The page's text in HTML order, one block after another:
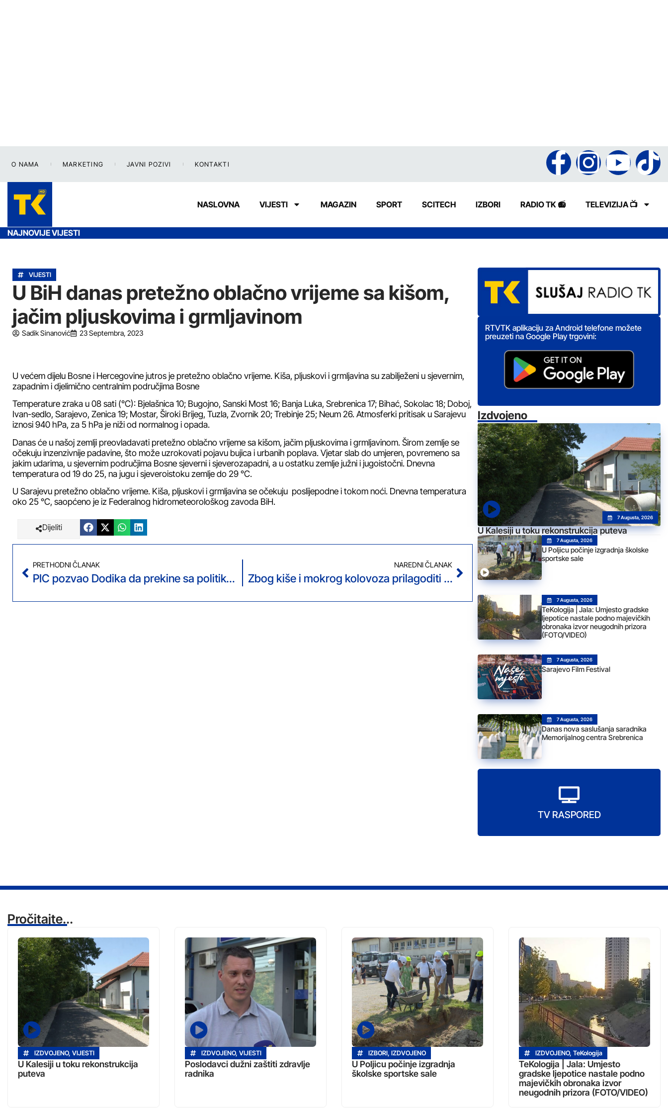
O NAMA MARKETING JAVNI POZIVI KONTAKTI
NASLOVNA VIJESTI MAGAZIN SPORT SCITECH IZBORI RADIO TK 📻 TELEVIZIJA 📺
NAJNOVIJE VIJESTI
VIJESTI
U BiH danas pretežno oblačno vrijeme sa kišom,
jačim pljuskovima i grmljavinom
Sadik Sinanović 23 Septembra, 2023
U većem dijelu Bosne i Hercegovine jutros je pretežno oblačno vrijeme. Kiša, pljuskovi i grmljavina su zabilježeni u sjevernim,
zapadnim i djelimično centralnim područjima Bosne
Temperature zraka u 08 sati (°C): Bjelašnica 10; Bugojno, Sanski Most 16; Banja Luka, Srebrenica 17; Bihać, Sokolac 18; Doboj,
Ivan-sedlo, Sarajevo, Zenica 19; Mostar, Široki Brijeg, Tuzla, Zvornik 20; Trebinje 25; Neum 26. Atmosferki pritisak u Sarajevu
iznosi 940 hPa, za 5 hPa je niži od normalnog i opada.
Danas će u našoj zemlji preovladavati pretežno oblačno vrijeme sa kišom, jačim pljuskovima i grmljavinom. Širom zemlje se
očekuju inzenzivnije padavine, što može uzrokovati pojavu bujica i urbanih poplava. Vjetar slab do umjeren, povremeno sa
jakim udarima, u sjevernim područjima Bosne sjeverni i sjeverozapadni, a u ostatku zemlje južni i jugoistočni. Dnevna
temperatura od 19 do 25, na jugu i sjeveroistoku zemlje do 29 °C.
U Sarajevu pretežno oblačno vrijeme. Kiša, pljuskovi i grmljavina se očekuju poslijepodne i tokom noći. Dnevna temperatura
oko 25 °C, saopćeno je iz Federalnog hidrometeorološkog zavoda BiH.
Dijeliti
PRETHODNI ČLANAK
PIC pozvao Dodika da prekine sa politikom nepriznavanja visokog predstavnika
NAREDNI ČLANAK
Zbog kiše i mokrog kolovoza prilagoditi vožnju uvjetima na putu
RTVTK aplikaciju za Android telefone možete
preuzeti na Google Play trgovini:
Izdvojeno
7 Augusta, 2026
U Kalesiji u toku rekonstrukcija puteva
7 Augusta, 2026
U Poljicu počinje izgradnja školske
sportske sale
7 Augusta, 2026
TeKologija | Jala: Umjesto gradske
ljepotice nastale podno majevičkih
obronaka izvor neugodnih prizora
(FOTO/VIDEO)
7 Augusta, 2026
Sarajevo Film Festival
7 Augusta, 2026
Danas nova saslušanja saradnika
Memorijalnog centra Srebrenica
TV RASPORED
Pročitajte...
IZDVOJENO, VIJESTI
U Kalesiji u toku rekonstrukcija
puteva
IZDVOJENO, VIJESTI
Poslodavci dužni zaštiti zdravlje
radnika
IZBORI, IZDVOJENO
U Poljicu počinje izgradnja
školske sportske sale
IZDVOJENO, TeKologija
TeKologija | Jala: Umjesto
gradske ljepotice nastale podno
majevičkih obronaka izvor
neugodnih prizora (FOTO/VIDEO)